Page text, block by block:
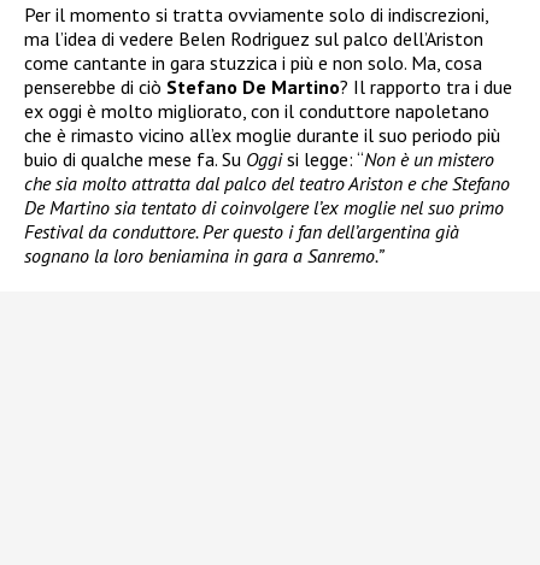
Per il momento si tratta ovviamente solo di indiscrezioni,
ma l’idea di vedere Belen Rodriguez sul palco dell’Ariston
come cantante in gara stuzzica i più e non solo. Ma, cosa
penserebbe di ciò Stefano De Martino? Il rapporto tra i due
ex oggi è molto migliorato, con il conduttore napoletano
che è rimasto vicino all’ex moglie durante il suo periodo più
buio di qualche mese fa. Su Oggisi legge: “Non è un mistero
che sia molto attratta dal palco del teatro Ariston e che Stefano
De Martino sia tentato di coinvolgere l’ex moglie nel suo primo
Festival da conduttore. Per questo i fan dell’argentina già
sognano la loro beniamina in gara a Sanremo.”